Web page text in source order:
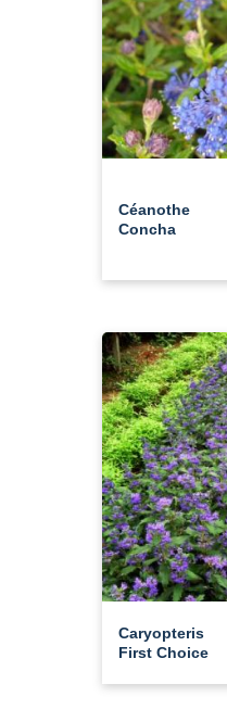
Céanothe
Concha
Caryopteris
First Choice